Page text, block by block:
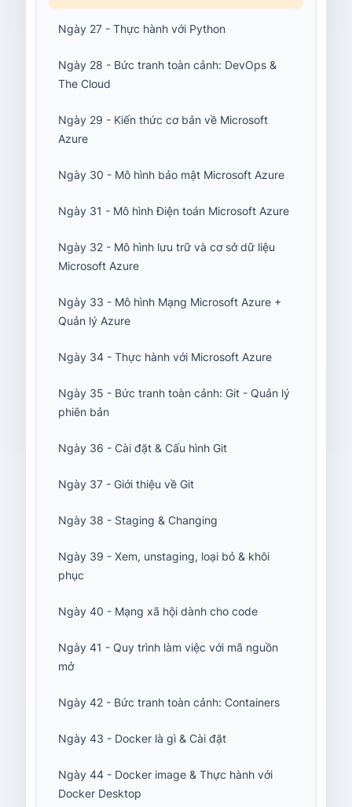
Ngày 27 - Thực hành với Python
Ngày 28 - Bức tranh toàn cảnh: DevOps &
The Cloud
Ngày 29 - Kiến thức cơ bản về Microsoft
Azure
Ngày 30 - Mô hình bảo mật Microsoft Azure
Ngày 31 - Mô hình Điện toán Microsoft Azure
Ngày 32 - Mô hình lưu trữ và cơ sở dữ liệu
Microsoft Azure
Ngày 33 - Mô hình Mạng Microsoft Azure +
Quản lý Azure
Ngày 34 - Thực hành với Microsoft Azure
Ngày 35 - Bức tranh toàn cảnh: Git - Quản lý
phiên bản
Ngày 36 - Cài đặt & Cấu hình Git
Ngày 37 - Giới thiệu về Git
Ngày 38 - Staging & Changing
Ngày 39 - Xem, unstaging, loại bỏ & khôi
phục
Ngày 40 - Mạng xã hội dành cho code
Ngày 41 - Quy trình làm việc với mã nguồn
mở
Ngày 42 - Bức tranh toàn cảnh: Containers
Ngày 43 - Docker là gì & Cài đặt
Ngày 44 - Docker image & Thực hành với
Docker Desktop